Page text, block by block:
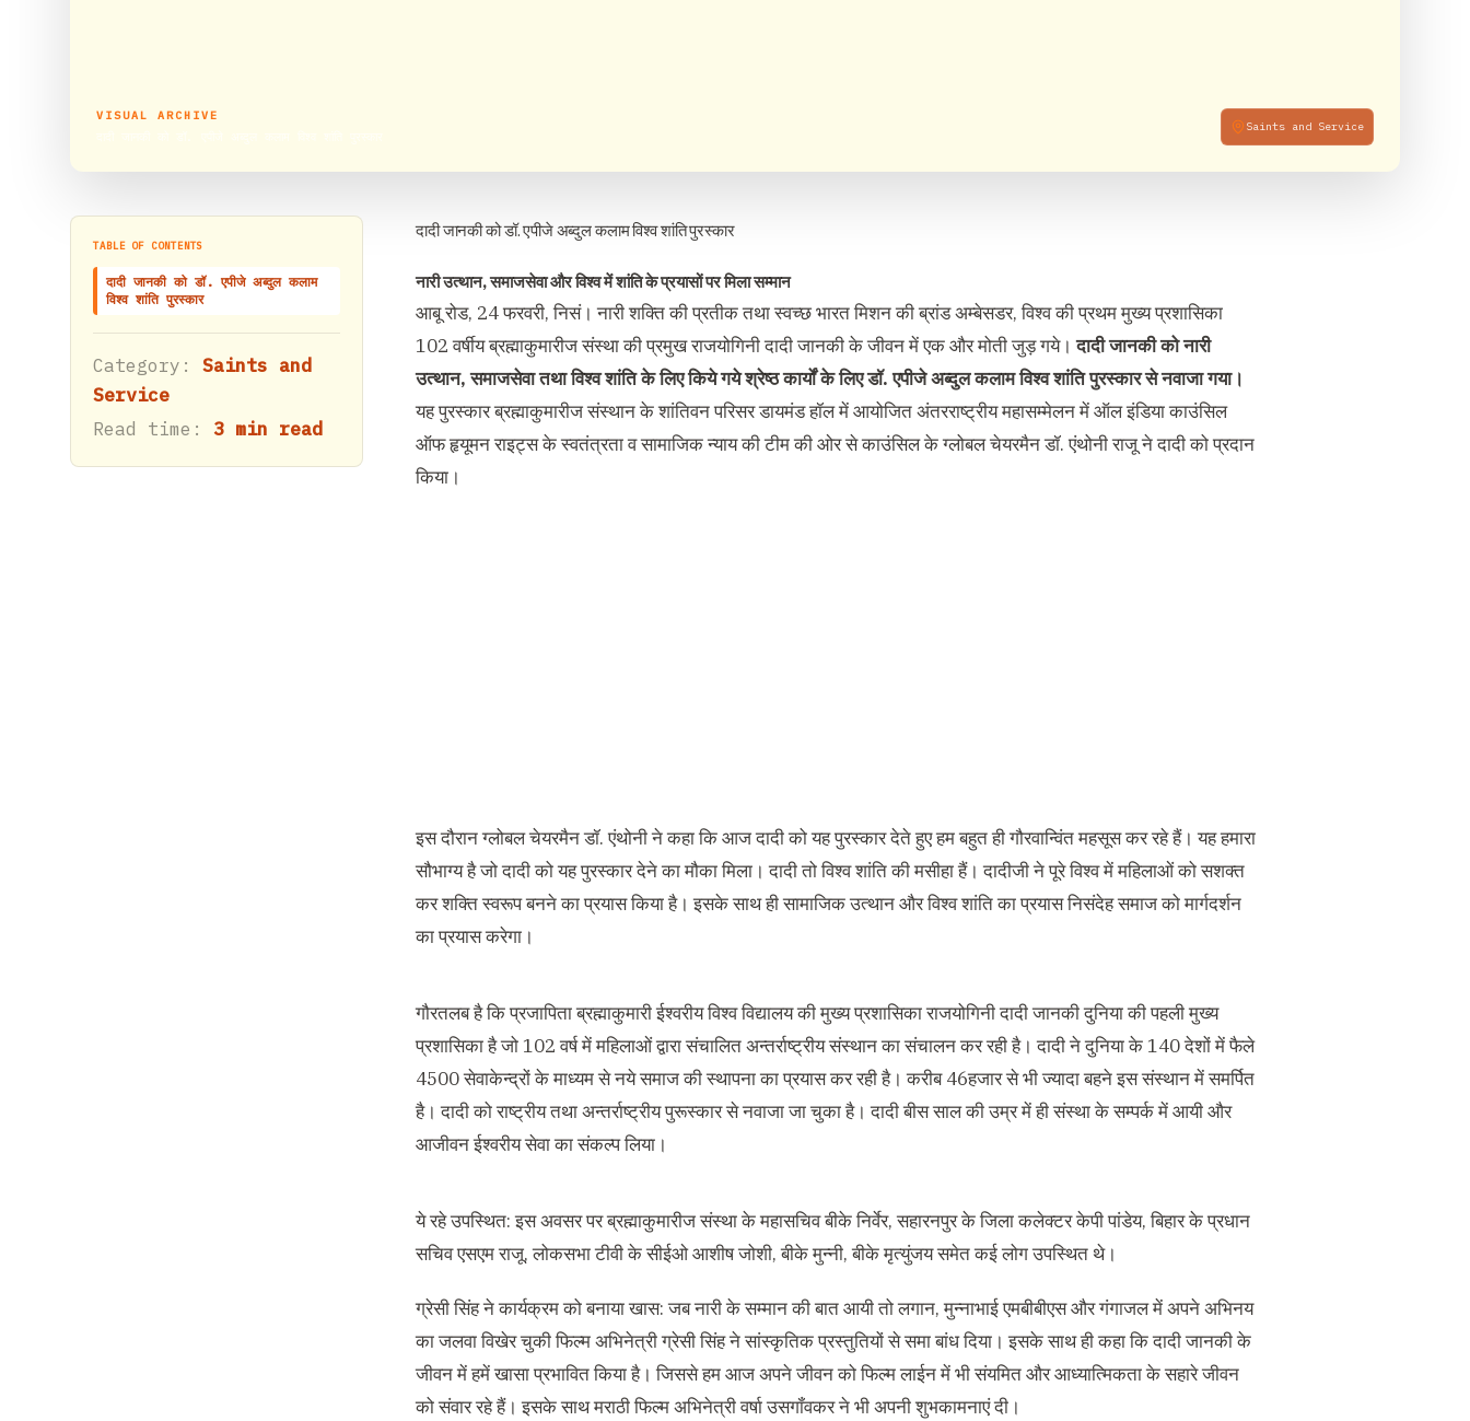
VISUAL ARCHIVE
Saints and Service
TABLE OF CONTENTS
दादी जानकी को डॉ. एपीजे अब्दुल कलाम
विश्व शांति पुरस्कार
Category: Saints and
Service
Read time: 3 min read
दादी जानकी को डॉ. एपीजे अब्दुल कलाम विश्व शांति पुरस्कार
नारी उत्थान, समाजसेवा और विश्व में शांति के प्रयासों पर मिला सम्मान
आबू रोड, 24 फरवरी, निसं। नारी शक्ति की प्रतीक तथा स्वच्छ भारत मिशन की ब्रांड अम्बेसडर, विश्व की प्रथम मुख्य प्रशासिका
102 वर्षीय ब्रह्माकुमारीज संस्था की प्रमुख राजयोगिनी दादी जानकी के जीवन में एक और मोती जुड़ गये।दादी जानकी को नारी
उत्थान, समाजसेवा तथा विश्व शांति के लिए किये गये श्रेष्ठ कार्यों के लिए डॉ. एपीजे अब्दुल कलाम विश्व शांति पुरस्कार से नवाजा गया।
यह पुरस्कार ब्रह्माकुमारीज संस्थान के शांतिवन परिसर डायमंड हॉल में आयोजित अंतरराष्ट्रीय महासम्मेलन में ऑल इंडिया काउंसिल
ऑफ हृयूमन राइट्स के स्वतंत्रता व सामाजिक न्याय की टीम की ओर से काउंसिल के ग्लोबल चेयरमैन डॉ. एंथोनी राजू ने दादी को प्रदान
किया।
इस दौरान ग्लोबल चेयरमैन डॉ. एंथोनी ने कहा कि आज दादी को यह पुरस्कार देते हुए हम बहुत ही गौरवान्विंत महसूस कर रहे हैं। यह हमारा
सौभाग्य है जो दादी को यह पुरस्कार देने का मौका मिला। दादी तो विश्व शांति की मसीहा हैं। दादीजी ने पूरे विश्व में महिलाओं को सशक्त
कर शक्ति स्वरूप बनने का प्रयास किया है। इसके साथ ही सामाजिक उत्थान और विश्व शांति का प्रयास निसंदेह समाज को मार्गदर्शन
का प्रयास करेगा।
गौरतलब है कि प्रजापिता ब्रह्माकुमारी ईश्वरीय विश्व विद्यालय की मुख्य प्रशासिका राजयोगिनी दादी जानकी दुनिया की पहली मुख्य
प्रशासिका है जो 102 वर्ष में महिलाओं द्वारा संचालित अन्तर्राष्ट्रीय संस्थान का संचालन कर रही है। दादी ने दुनिया के 140 देशों में फैले
4500 सेवाकेन्द्रों के माध्यम से नये समाज की स्थापना का प्रयास कर रही है। करीब 46हजार से भी ज्यादा बहने इस संस्थान में समर्पित
है। दादी को राष्ट्रीय तथा अन्तर्राष्ट्रीय पुरूस्कार से नवाजा जा चुका है। दादी बीस साल की उम्र में ही संस्था के सम्पर्क में आयी और
आजीवन ईश्वरीय सेवा का संकल्प लिया।
ये रहे उपस्थित: इस अवसर पर ब्रह्माकुमारीज संस्था के महासचिव बीके निर्वेर, सहारनपुर के जिला कलेक्टर केपी पांडेय, बिहार के प्रधान
सचिव एसएम राजू, लोकसभा टीवी के सीईओ आशीष जोशी, बीके मुन्नी, बीके मृत्युंजय समेत कई लोग उपस्थित थे।
ग्रेसी सिंह ने कार्यक्रम को बनाया खास: जब नारी के सम्मान की बात आयी तो लगान, मुन्नाभाई एमबीबीएस और गंगाजल में अपने अभिनय
का जलवा विखेर चुकी फिल्म अभिनेत्री ग्रेसी सिंह ने सांस्कृतिक प्रस्तुतियों से समा बांध दिया। इसके साथ ही कहा कि दादी जानकी के
जीवन में हमें खासा प्रभावित किया है। जिससे हम आज अपने जीवन को फिल्म लाईन में भी संयमित और आध्यात्मिकता के सहारे जीवन
को संवार रहे हैं। इसके साथ मराठी फिल्म अभिनेत्री वर्षा उसगॉंवकर ने भी अपनी शुभकामनाएं दी।